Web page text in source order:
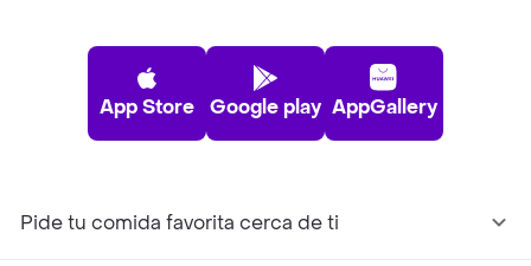
App Store Google play AppGallery
Pide tu comida favorita cerca de ti